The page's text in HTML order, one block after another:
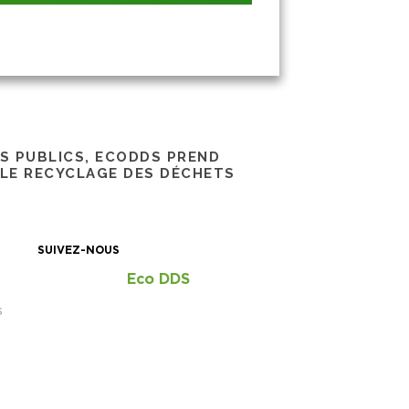
PUBLICS, ECODDS PREND
RECYCLAGE DES DÉCHETS
SUIVEZ-NOUS
Eco DDS